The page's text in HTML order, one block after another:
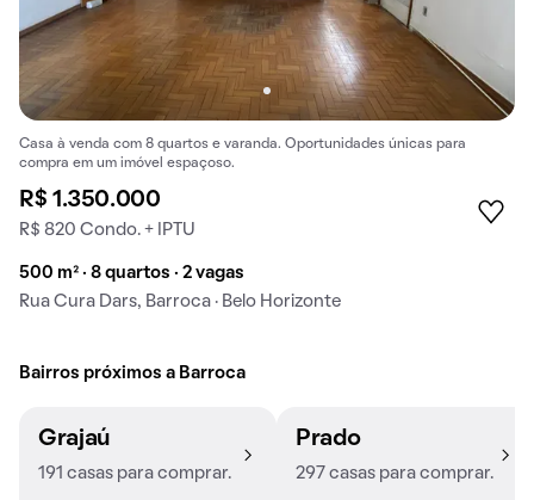
Casa à venda com 8 quartos e varanda. Oportunidades únicas para
compra em um imóvel espaçoso.
R$ 1.350.000
R$ 820 Condo. + IPTU
500 m² · 8 quartos · 2 vagas
Rua Cura Dars, Barroca · Belo Horizonte
Bairros próximos a Barroca
Grajaú
191 casas para comprar.
Prado
297 casas para comprar.